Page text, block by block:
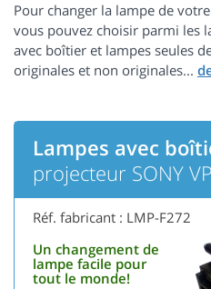
Pour changer la lampe de
vous pouvez choisir parmi les
avec boîtier et lampes seules
originales et non originales...
Lampes avec
projecteur SONY
Réf. fabricant : LMP-F272
Un changement de
lampe facile pour
tout le monde!